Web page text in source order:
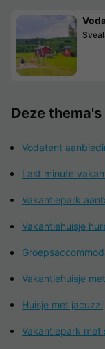
Deze
Vodatent
Last minute
Vakantiepark
Vakantiehuisje
Vakantiehuisje
Huisje met jacuzzi
Vakantiepark